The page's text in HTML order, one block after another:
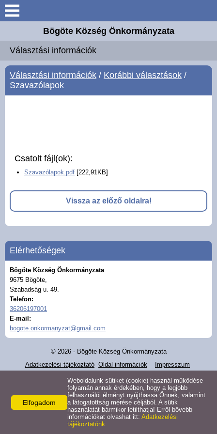
Keresés
Bögöte
Elérhetőségek
Hírek
Hirdetmények
Közvilágítási hibabejelentő
Elektronikus ügyintézés
ASP kisfilmek
Gazdaság
Hasznos linkek
Bögöte Község Önkormányzata
Választási információk
Választási információk / Korábbi választások /
Szavazólapok
Csatolt fájl(ok):
Szavazólapok.pdf [222,91KB]
Vissza az előző oldalra!
Elérhetőségek
Bögöte Község Önkormányzata
9675 Bögöte,
Szabadság u. 49.
Telefon:
36206197001
E-mail:
bogote.onkormanyzat@gmail.com
© 2026 - Bögöte Község Önkormányzata
Adatkezelési tájékoztató Oldal információk Impresszum
Elfogadom
Weboldalunk sütiket (cookie) használ működése
folyamán annak érdekében, hogy a legjobb
felhasználói élményt nyújthassa Önnek, valamint
a látogatottság mérése céljából. A sütik
használatát bármikor letilthatja! Erről bővebb
információkat olvashat itt: Adatkezelési
tájékoztatónk